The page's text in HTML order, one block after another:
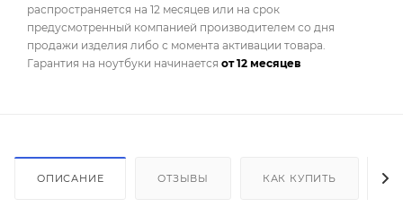
распространяется на 12 месяцев или на срок
предусмотренный компанией производителем со дня
продажи изделия либо с момента активации товара.
Гарантия на ноутбуки начинается от 12 месяцев
ОПИСАНИЕ ОТЗЫВЫ КАК КУПИТЬ